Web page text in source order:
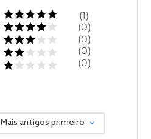
1
0
0
0
0
Mais antigos primeiro